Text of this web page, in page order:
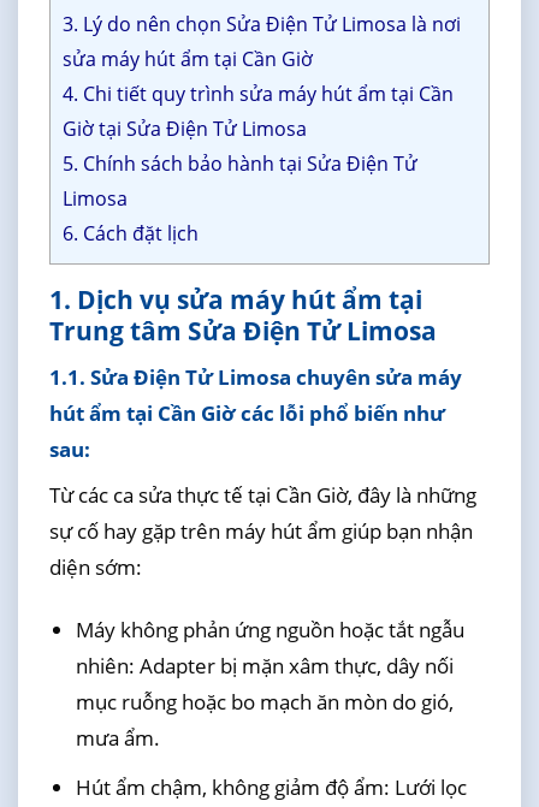
3. Lý do nên chọn Sửa Điện Tử Limosa là nơi
sửa máy hút ẩm tại Cần Giờ
4. Chi tiết quy trình sửa máy hút ẩm tại Cần
Giờ tại Sửa Điện Tử Limosa
5. Chính sách bảo hành tại Sửa Điện Tử
Limosa
6. Cách đặt lịch
1. Dịch vụ sửa máy hút ẩm tại
Trung tâm Sửa Điện Tử Limosa
1.1. Sửa Điện Tử Limosa chuyên sửa máy
hút ẩm tại Cần Giờ các lỗi phổ biến như
sau:
Từ các ca sửa thực tế tại Cần Giờ, đây là những
sự cố hay gặp trên máy hút ẩm giúp bạn nhận
diện sớm:
Máy không phản ứng nguồn hoặc tắt ngẫu
nhiên: Adapter bị mặn xâm thực, dây nối
mục ruỗng hoặc bo mạch ăn mòn do gió,
mưa ẩm.
Hút ẩm chậm, không giảm độ ẩm: Lưới lọc